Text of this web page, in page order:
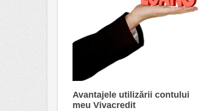
Avantajele utilizării contului
meu Vivacredit